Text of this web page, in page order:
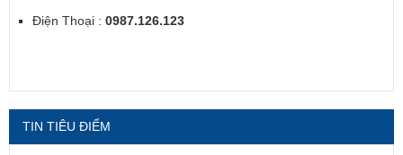
Điện Thoại : 0987.126.123
TIN TIÊU ĐIỂM